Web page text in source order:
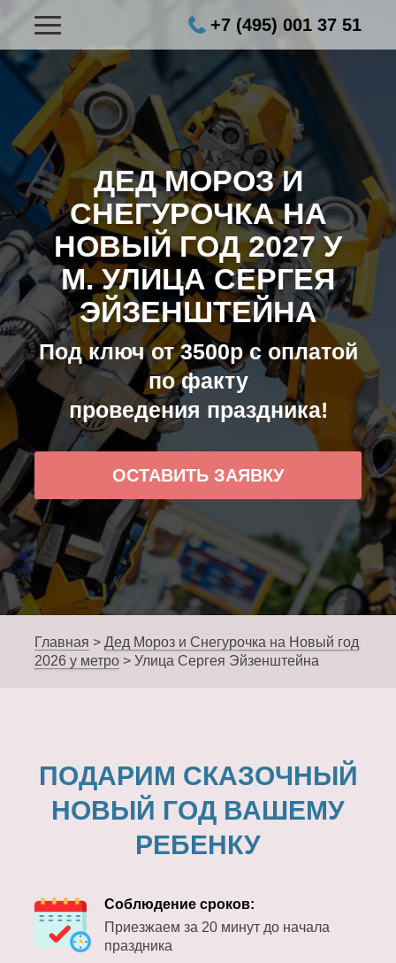
+7 (495) 001 37 51
ДЕД МОРОЗ И
СНЕГУРОЧКА НА
НОВЫЙ ГОД 2027У
М. УЛИЦА СЕРГЕЯ
ЭЙЗЕНШТЕЙНА
Под ключ от 3500р с оплатой
по факту
проведения праздника!
ОСТАВИТЬ ЗАЯВКУ
Главная > Дед Мороз и Снегурочка на Новый год
2026 у метро > Улица Сергея Эйзенштейна
ПОДАРИМ СКАЗОЧНЫЙ
НОВЫЙ ГОД ВАШЕМУ
РЕБЕНКУ
Соблюдение сроков:
Приезжаем за 20 минут до начала
праздника